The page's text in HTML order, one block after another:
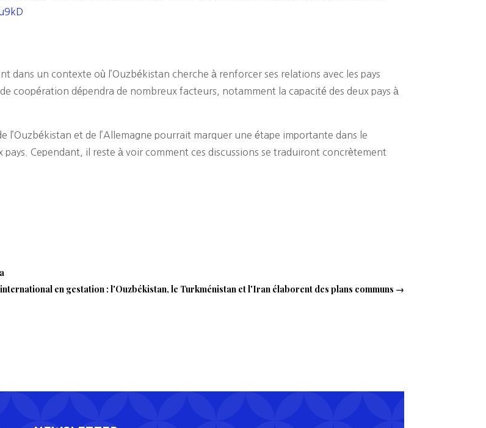
dans un contexte où l’Ouzbékistan cherche à renforcer ses relations avec les pays
coopération dépendra de nombreux facteurs, notamment la capacité des deux pays à
l’Ouzbékistan et de l’Allemagne pourrait marquer une étape importante dans le
Cependant, il reste à voir comment ces discussions se traduiront concrètement
en gestation : l'Ouzbékistan, le Turkménistan et l'Iran élaborent des plans communs →